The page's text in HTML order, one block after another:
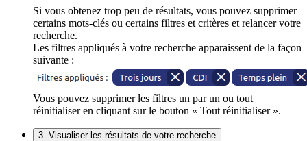
Si vous obtenez trop peu de résultats, vous pouvez supprimer
certains mots-clés ou certains filtres et critères et relancer votre
recherche.
Les filtres appliqués à votre recherche apparaissent de la façon
suivante :
Vous pouvez supprimer les filtres un par un ou tout
réinitialiser en cliquant sur le bouton « Tout réinitialiser ».
3. Visualiser les résultats de votre recherche